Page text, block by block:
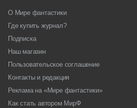
О Мире фантастики
Где купить журнал?
Подписка
Наш магазин
Пользовательское соглашение
Контакты и редакция
Реклама на «Мире фантастики»
Как стать автором МирФ